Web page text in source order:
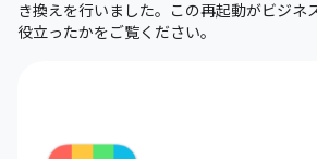
き換えを行いました。この再起動がビジネ
役立ったかをご覧ください。